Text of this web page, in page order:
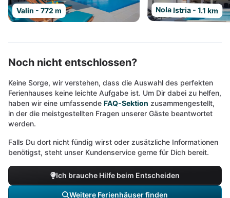
Valin - 772 m Nola Istria - 1.1 km
Noch nicht entschlossen?
Keine Sorge, wir verstehen, dass die Auswahl des perfekten
Ferienhauses keine leichte Aufgabe ist. Um Dir dabei zu helfen,
haben wir eine umfassende FAQ-Sektion zusammengestellt,
in der die meistgestellten Fragen unserer Gäste beantwortet
werden.
Falls Du dort nicht fündig wirst oder zusätzliche Informationen
benötigst, steht unser Kundenservice gerne für Dich bereit.
Ich brauche Hilfe beim Entscheiden
Weitere Ferienhäuser finden